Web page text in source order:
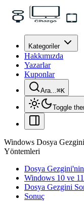
Kategoriler
Hakkımızda
Yazarlar
Kuponlar
Ara...⌘K
Toggle
Windows Dosya
Yöntemleri
Dosya
Windows 10 ve
Dosya Gezgini
Sonuç